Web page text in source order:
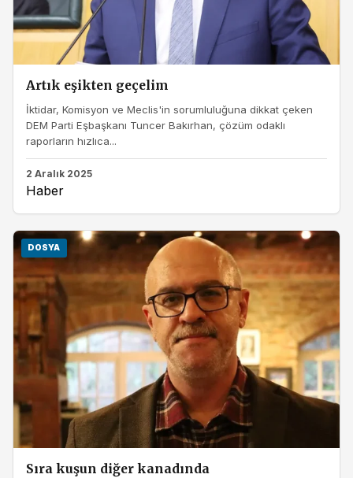
Artık eşikten geçelim
İktidar, Komisyon ve Meclis'in sorumluluğuna dikkat çeken
DEM Parti Eşbaşkanı Tuncer Bakırhan, çözüm odaklı
raporların hızlıca...
2 Aralık 2025
Haber
DOSYA
Sıra kuşun diğer kanadında